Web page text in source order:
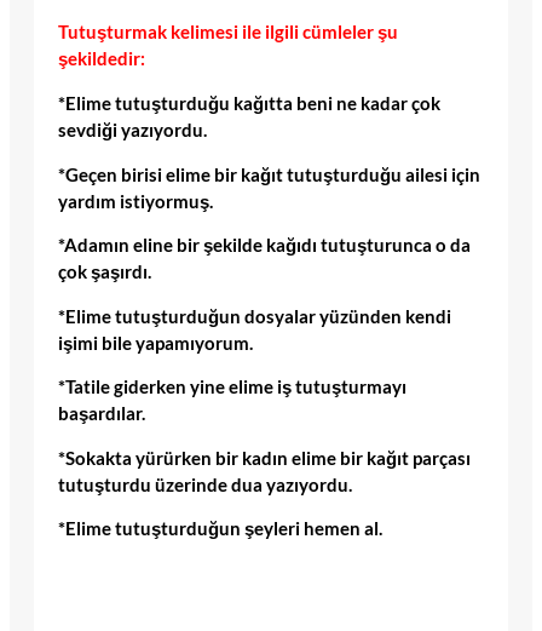
Tutuşturmak kelimesi ile ilgili cümleler şu
şekildedir:
*Elime tutuşturduğu kağıtta beni ne kadar çok
sevdiği yazıyordu.
*Geçen birisi elime bir kağıt tutuşturduğu ailesi için
yardım istiyormuş.
*Adamın eline bir şekilde kağıdı tutuşturunca o da
çok şaşırdı.
*Elime tutuşturduğun dosyalar yüzünden kendi
işimi bile yapamıyorum.
*Tatile giderken yine elime iş tutuşturmayı
başardılar.
*Sokakta yürürken bir kadın elime bir kağıt parçası
tutuşturdu üzerinde dua yazıyordu.
*Elime tutuşturduğun şeyleri hemen al.